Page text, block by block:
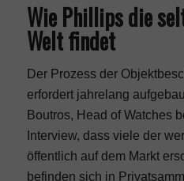
Wie Phillips die
Welt findet
Der Prozess der
erfordert jahrelang
Boutros, Head of Watches
Interview, dass viele der
öffentlich auf dem Markt
befinden sich in